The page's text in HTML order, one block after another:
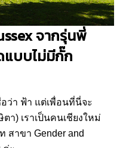
จากรุ่นพี่
แบบไม่มีกั๊ก
ว่า ฟ้า แต่เพื่อนที่นี่จะ
า) เราเป็นคนเชียงใหม่
าขา Gender and